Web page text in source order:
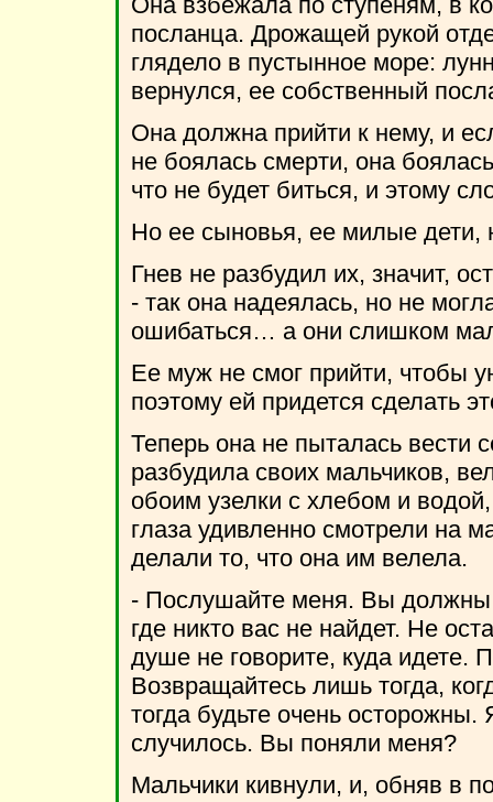
посланца. Дрожащей рукой
глядело в пустынное море:
вернулся, ее собственный
Она должна прийти к нему, и
не боялась смерти, она
что не будет биться, и этому
Но ее сыновья, ее милые дети,
Гнев не разбудил их, значит,
- так она надеялась, но не
ошибаться… а они слишком
Ее муж не смог прийти, чтобы
поэтому ей придется сделать
Теперь она не пыталась вести
разбудила своих мальчиков,
обоим узелки с хлебом и
глаза удивленно смотрели на
делали то, что она им велела.
- Послушайте меня. Вы должны
где никто вас не найдет. Не
душе не говорите, куда идете.
Возвращайтесь лишь тогда,
тогда будьте очень
случилось. Вы поняли меня?
Мальчики кивнули, и, обняв в